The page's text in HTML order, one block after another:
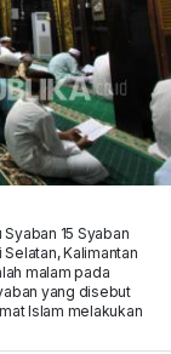
15 Syaban
Kalimantan
malam pada
yang disebut
Islam melakukan